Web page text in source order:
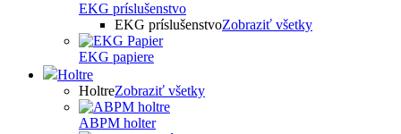
EKG príslušenstvo
EKG príslušenstvoZobraziť všetky
EKG papiere
Holtre
HoltreZobraziť všetky
ABPM holter